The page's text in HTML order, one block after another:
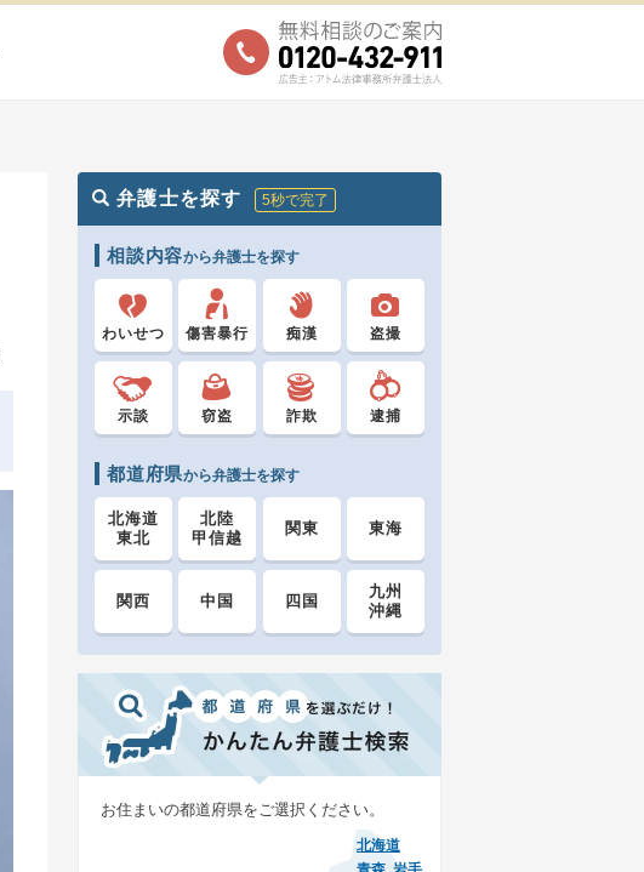
弁護士を探す 5秒で完了
相談内容から弁護士を探す
わいせつ 傷害暴行 痴漢 盗撮
示談 窃盗 詐欺 逮捕
都道府県から弁護士を探す
北海道
東北
北陸
甲信越
関東 東海
関西 中国 四国
九州
沖縄
お住まいの都道府県をご選択ください。
北海道